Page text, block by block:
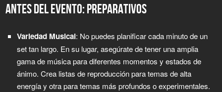
ANTES DEL EVENTO: PREPARATIVOS
Variedad Musical: No puedes planificar cada minuto de un
set tan largo. En su lugar, asegúrate de tener una amplia
gama de música para diferentes momentos y estados de
ánimo. Crea listas de reproducción para temas de alta
energía y otra para temas más profundos o experimentales.